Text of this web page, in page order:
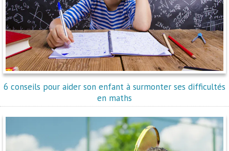
6 conseils pour aider son enfant à surmonter ses difficultés
en maths